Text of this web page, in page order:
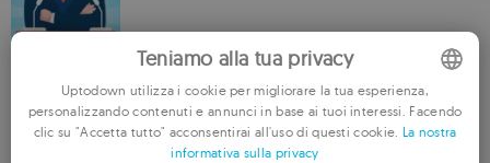
Tractor Trolley Farming Game
Offroad Games Inc ENGLISH
Teniamo alla tua privacy
Uptodown utilizza i cookie per migliorare la tua esperienza,
personalizzando contenuti e annunci in base ai tuoi interessi. Facendo
clic su "Accetta tutto" acconsentirai all'uso di questi cookie. La nostra
informativa sulla privacy